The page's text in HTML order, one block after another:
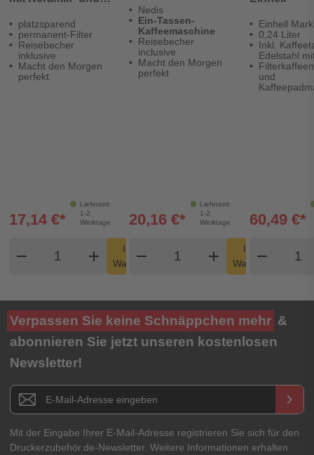
schwarz
platzsparend
permanent-Filter
Reisebecher
inklusive
Macht den Morgen
perfekt
Lieferzeit:
1-2
Werktage
17,14 €*
remove
Produkt Warenkorb Menge
add
In den
Warenkorb
shopping_cart
Nedis
Ein-Tassen-
Kaffeemaschine
Reisebecher
inclusive
Macht den Morgen
perfekt
Lieferzeit:
1-2
Werktage
20,16 €*
remove
Produkt Warenkorb
add
In den
Warenkorb
shopping_cart
Einhell
0,24 Liter
Inkl.
Edelstahl
und
60,49 €*
remove
Verpassen Sie keine Schnäppchen mehr &
abonnieren Sie jetzt unseren kostenlosen
Newsletter!
Newsletter E-Mail Adresse keyboard_arrow_right
Mit der Eingabe Ihrer E-Mail-Adresse registrieren Sie sich für den
Druckerzubehör.de-Newsletter. Weitere Informationen erhalten